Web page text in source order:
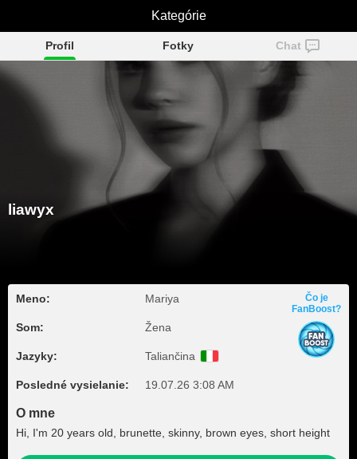
liawyx
Profil Fotky Chat
liawyx
Meno: Mariya
Som: Žena
Jazyky: Taliančina
Posledné vysielanie: 19.07.26 3:08 AM
Čo je
FanBoost?
O mne
Hi, I'm 20 years old, brunette, skinny, brown eyes, short height
Kategórie